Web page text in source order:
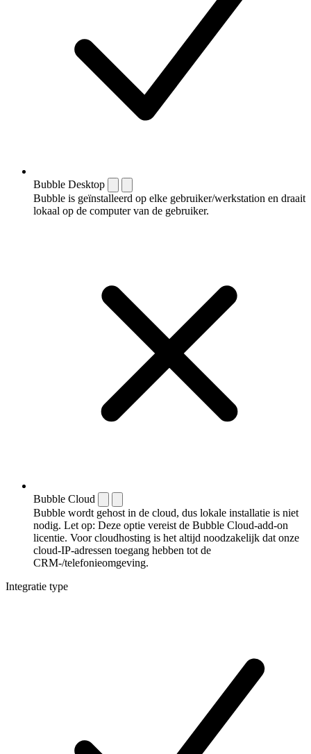
Bubble Desktop
Bubble is geïnstalleerd op elke gebruiker/werkstation en draait
lokaal op de computer van de gebruiker.
Bubble Cloud
Bubble wordt gehost in de cloud, dus lokale installatie is niet
nodig. Let op: Deze optie vereist de Bubble Cloud-add-on
licentie. Voor cloudhosting is het altijd noodzakelijk dat onze
cloud-IP-adressen toegang hebben tot de
CRM-/telefonieomgeving.
Integratie type